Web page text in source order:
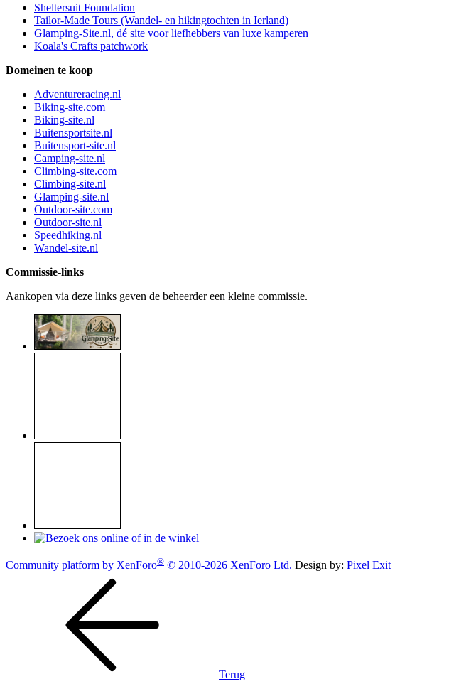
Sheltersuit Foundation
Tailor-Made Tours (Wandel- en hikingtochten in Ierland)
Glamping-Site.nl, dé site voor liefhebbers van luxe kamperen
Koala's Crafts patchwork
Domeinen te koop
Adventureracing.nl
Biking-site.com
Biking-site.nl
Buitensportsite.nl
Buitensport-site.nl
Camping-site.nl
Climbing-site.com
Climbing-site.nl
Glamping-site.nl
Outdoor-site.com
Outdoor-site.nl
Speedhiking.nl
Wandel-site.nl
Commissie-links
Aankopen via deze links geven de beheerder een kleine commissie.
Community platform by XenForo® © 2010-2026 XenForo Ltd. Design by: Pixel Exit
Terug